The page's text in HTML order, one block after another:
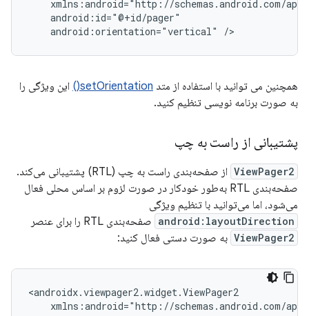
android:orientation="vertical"
همچنین می توانید با استفاده از متد setOrientation()
این ویژگی را
به صورت برنامه نویسی تنظیم کنید.
پشتیبانی از راست به چپ
ViewPager2
از صفحه‌بندی راست به چپ (RTL) پشتیبانی می‌کند.
صفحه‌بندی RTL به‌طور خودکار در صورت لزوم بر اساس محلی فعال
می‌شود، اما می‌توانید با تنظیم ویژگی
android:layoutDirection صفحه‌بندی RTL را برای عنصر
ViewPager2 به صورت دستی فعال کنید: